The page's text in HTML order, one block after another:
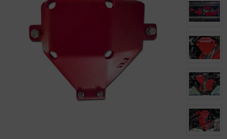
& Reifen
& Reifen
& Reifen
& Reifen
& Reifen